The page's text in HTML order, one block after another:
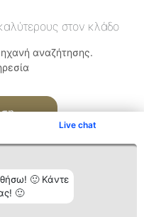
Live chat
🙂 Κάντε
🙂
στον κλάδο
αναζήτησης.